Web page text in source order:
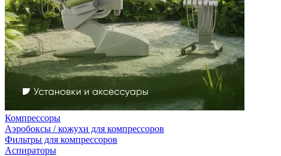
Компрессоры
Аэробоксы / кожухи для компрессоров
Фильтры для компрессоров
Аспираторы